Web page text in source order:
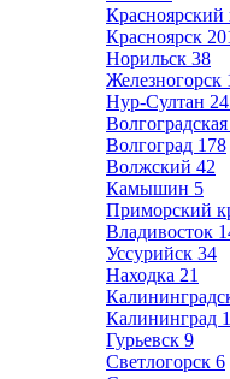
Красноярский
Красноярск
Норильск 38
Железногорск
Нур-Султан
Волгоград 178
Волжский 42
Камышин 5
Приморский
Владивосток
Уссурийск 34
Находка 21
Калининград
Гурьевск 9
Светлогорск 6